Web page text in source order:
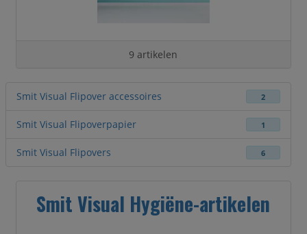
9 artikelen
Smit Visual Flipover accessoires 2
Smit Visual Flipoverpapier 1
Smit Visual Flipovers 6
Smit Visual Hygiëne-artikelen